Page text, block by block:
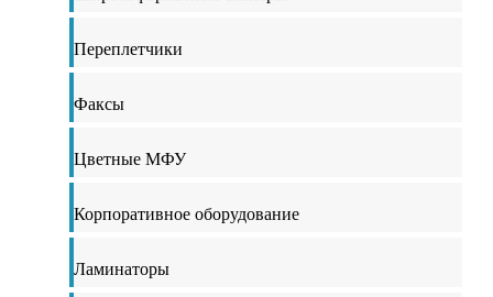
Переплетчики
Факсы
Цветные МФУ
Корпоративное оборудование
Ламинаторы